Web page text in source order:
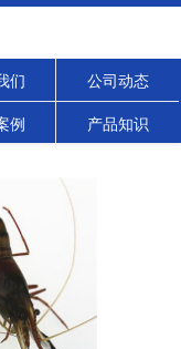
们 公司动态
例 产品知识